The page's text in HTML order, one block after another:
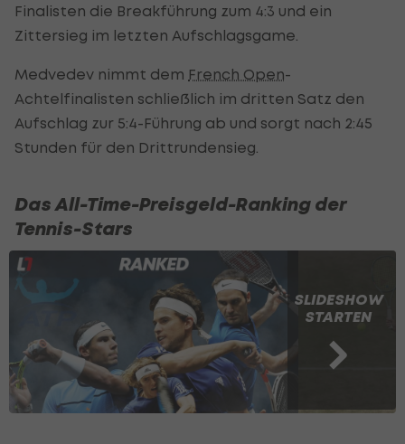
Finalisten die Breakführung zum 4:3 und ein
Zittersieg im letzten Aufschlagsgame.
Medvedev nimmt dem French Open-
Achtelfinalisten schließlich im dritten Satz den
Aufschlag zur 5:4-Führung ab und sorgt nach 2:45
Stunden für den Drittrundensieg.
Das All-Time-Preisgeld-Ranking der
Tennis-Stars
SLIDESHOW
STARTEN